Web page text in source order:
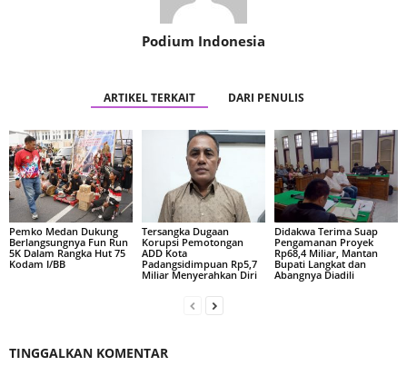
Podium Indonesia
ARTIKEL TERKAIT DARI PENULIS
Pemko Medan Dukung
Berlangsungnya Fun Run
5K Dalam Rangka Hut 75
Kodam I/BB
Tersangka Dugaan
Korupsi Pemotongan
ADD Kota
Padangsidimpuan Rp5,7
Miliar Menyerahkan Diri
Didakwa Terima Suap
Pengamanan Proyek
Rp68,4 Miliar, Mantan
Bupati Langkat dan
Abangnya Diadili
TINGGALKAN KOMENTAR